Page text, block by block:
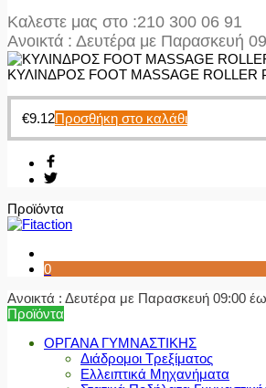
Καλεστε μας στο :210 300 06 91
Ανοικτά : Δευτέρα με Παρασκευή
ΚΥΛΙΝΔΡΟΣ FOOT MASSAGE ROLLER
€9.12Προσθήκη στο καλάθι
Προϊόντα
0
Ανοικτά : Δευτέρα με Παρασκευή 09:00
Προϊόντα
ΟΡΓΑΝΑ ΓΥΜΝΑΣΤΙΚΗΣ
Διάδρομοι Τρεξίματος
Ελλειπτικά Μηχανήματα